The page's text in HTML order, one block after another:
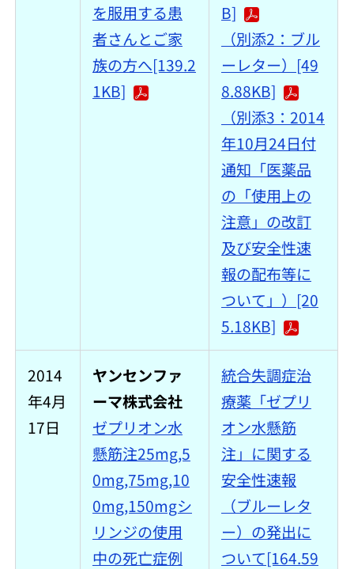
を服用する患
者さんとご家
族の方へ[139.2
1KB]
B]
（別添2：ブル
ーレター）[49
8.88KB]
（別添3：2014
年10月24日付
通知「医薬品
の「使用上の
注意」の改訂
及び安全性速
報の配布等に
ついて」）[20
5.18KB]
2014
年4月
17日
ヤンセンファ
ーマ株式会社
ゼプリオン水
懸筋注25mg,5
0mg,75mg,10
0mg,150mgシ
リンジの使用
中の死亡症例
統合失調症治
療薬「ゼプリ
オン水懸筋
注」に関する
安全性速報
（ブルーレタ
ー）の発出に
ついて[164.59